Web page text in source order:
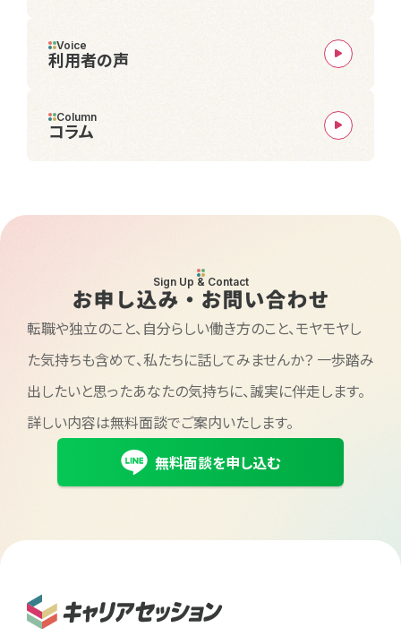
Voice
利用者の声
Column
コラム
Sign Up & Contact
お申し込み・お問い合わせ
転職や独立のこと、自分らしい働き方のこと、モヤモヤし
た気持ちも含めて、私たちに話してみませんか？ 一歩踏み
出したいと思ったあなたの気持ちに、誠実に伴走します。
詳しい内容は無料面談でご案内いたします。
無料面談を申し込む